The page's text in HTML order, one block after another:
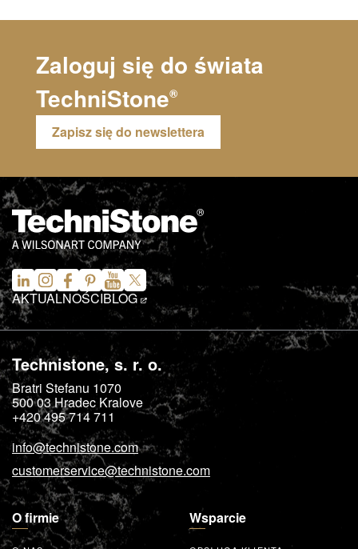
Zaloguj się do świata
TechniStone®
Zapisz się do newslettera
AKTUALNOŚCIBLOG
Technistone, s. r. o.
Bratri Stefanu 1070
500 03Hradec Kralove
+420 495 714 711
info@technistone.com
customerservice@technistone.com
O firmie Wsparcie